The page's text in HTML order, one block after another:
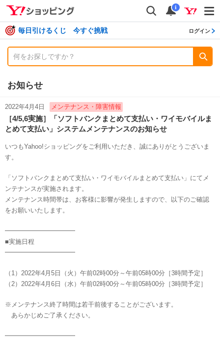
検索
通知
i
毎日引けるくじ 今すぐ挑戦 ログイン
お知らせ
2022年4月4日 メンテナンス・障害情報
［4/5,6実施］「ソフトバンクまとめて支払い・ワイモバイルま
とめて支払い」システムメンテナンスのお知らせ
いつもYahoo!ショッピングをご利用いただき、誠にありがとうございま
す。
「ソフトバンクまとめて支払い・ワイモバイルまとめて支払い」にてメ
ンテナンスが実施されます。
メンテナンス時間帯は、お客様に影響が発生しますので、以下のご確認
をお願いいたします。
━━━━━━━━━━━
■実施日程
━━━━━━━━━━━
（1）2022年4月5日（火）午前02時00分～午前05時00分［3時間予定］
（2）2022年4月6日（水）午前02時00分～午前05時00分［3時間予定］
※メンテナンス終了時間は若干前後することがございます。
あらかじめご了承ください。
━━━━━━━━━━━